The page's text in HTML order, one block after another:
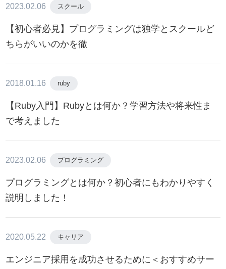
2023.02.06 スクール
【初心者必見】プログラミングは独学とスクールど
ちらがいいのかを徹
2018.01.16 ruby
【Ruby入門】Rubyとは何か？学習方法や将来性ま
で考えました
2023.02.06 プログラミング
プログラミングとは何か？初心者にもわかりやすく
説明しました！
2020.05.22 キャリア
エンジニア採用を成功させるために＜おすすめサー